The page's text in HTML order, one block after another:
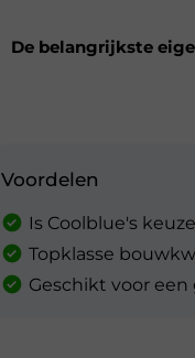
De belangrijkste
Voordelen
Is Coolblue's keuze
Topklasse
Geschikt voor